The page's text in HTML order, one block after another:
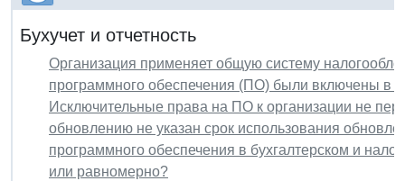
Бухучет и отчетность
Организация применяет общую систему
программного обеспечения (ПО) были включены в
Исключительные права на ПО к организации не
обновлению не указан срок использования
программного обеспечения в бухгалтерском и
или равномерно?